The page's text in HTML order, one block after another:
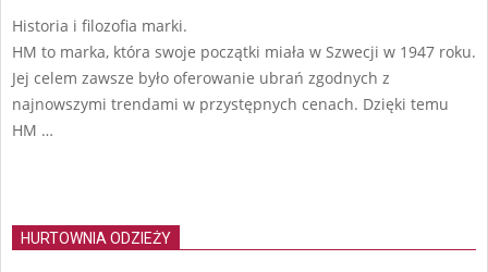
Historia i filozofia marki.
HM to marka, która swoje początki miała w Szwecji w 1947 roku.
Jej celem zawsze było oferowanie ubrań zgodnych z
najnowszymi trendami w przystępnych cenach. Dzięki temu
HM …
HURTOWNIA ODZIEŻY